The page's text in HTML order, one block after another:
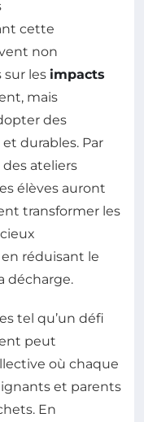
cette
non
les impacts
mais
des
durables. Par
ateliers
élèves auront
transformer les
réduisant le
décharge.
tel qu’un défi
peut
où chaque
et parents
En